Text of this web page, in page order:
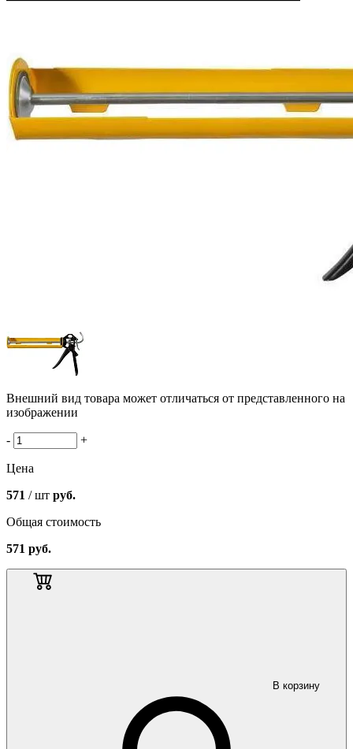
Внешний вид товара может отличаться от представленного на
изображении
- +
Цена
571 / шт руб.
Общая стоимость
571 руб.
В корзину